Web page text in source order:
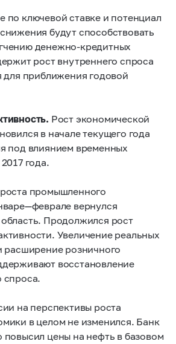
по ключевой ставке и потенциал
будут способствовать
денежно-кредитных
рост внутреннего спроса
для приближения годовой
Рост экономической
в начале текущего года
под влиянием временных
года.
промышленного
вернулся
Продолжился рост
Увеличение реальных
расширение розничного
восстановление
спроса.
на перспективы роста
в целом не изменился. Банк
повысил цены на нефть в базовом